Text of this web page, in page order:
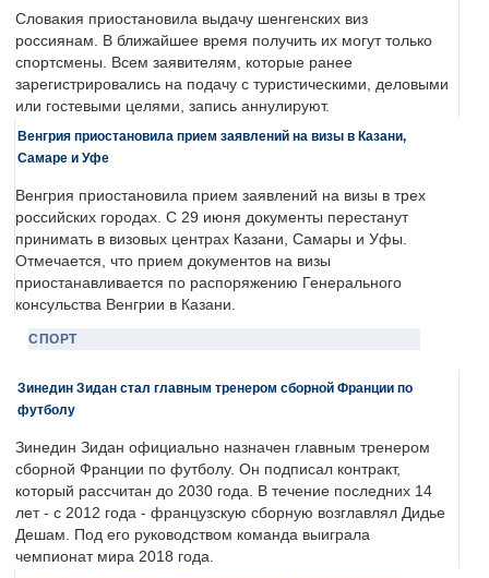
Словакия приостановила выдачу шенгенских виз
россиянам. В ближайшее время получить их могут только
спортсмены. Всем заявителям, которые ранее
зарегистрировались на подачу с туристическими, деловыми
или гостевыми целями, запись аннулируют.
Венгрия приостановила прием заявлений на визы в Казани,
Самаре и Уфе
Венгрия приостановила прием заявлений на визы в трех
российских городах. С 29 июня документы перестанут
принимать в визовых центрах Казани, Самары и Уфы.
Отмечается, что прием документов на визы
приостанавливается по распоряжению Генерального
консульства Венгрии в Казани.
СПОРТ
Зинедин Зидан стал главным тренером сборной Франции по
футболу
Зинедин Зидан официально назначен главным тренером
сборной Франции по футболу. Он подписал контракт,
который рассчитан до 2030 года. В течение последних 14
лет - с 2012 года - французскую сборную возглавлял Дидье
Дешам. Под его руководством команда выиграла
чемпионат мира 2018 года.